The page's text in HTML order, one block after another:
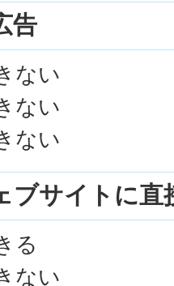
告
ない
ない
ない
ブサイトに
る
ない